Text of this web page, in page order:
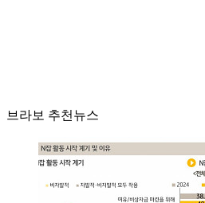
브라보 추천뉴스